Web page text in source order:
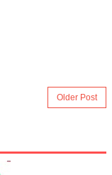
Older Post